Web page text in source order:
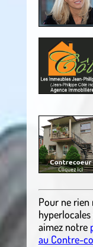
Pour ne rien
hyperlocales
aimez notre
au Contre-